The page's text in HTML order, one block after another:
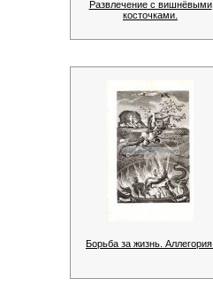
Развлечение с вишнёвыми
косточками.
Борьба за жизнь. Аллегория.